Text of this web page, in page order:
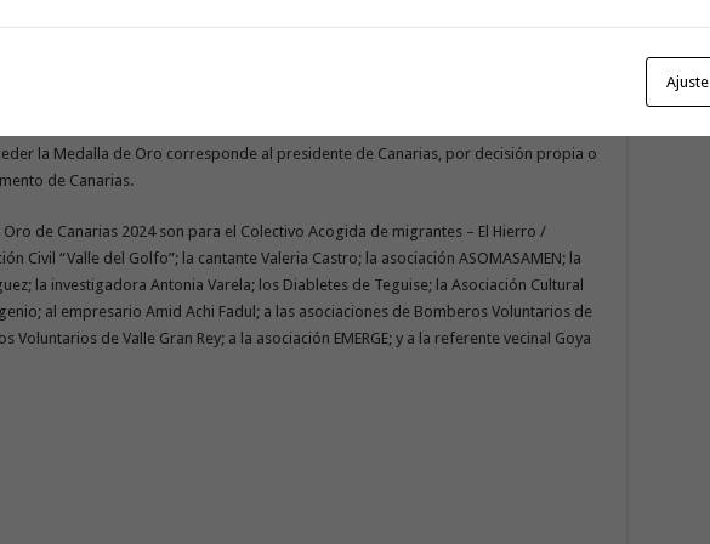
se creó mediante Decreto 76/1986, de 9 de mayo, y se concede a las
e instituciones que, dentro o fuera de Canarias, se hayan hecho merecedoras de
pueblo canario. Se otorga por decreto, previo acuerdo del Consejo de Gobierno.
la Medalla de Oro corresponde al presidente de Canarias, por decisión propia o
de Canarias.
de Canarias 2024 son para el Colectivo Acogida de migrantes – El Hierro /
Civil “Valle del Golfo”; la cantante Valeria Castro; la asociación ASOMASAMEN; la
la investigadora Antonia Varela; los Diabletes de Teguise; la Asociación Cultural
al empresario Amid Achi Fadul; a las asociaciones de Bomberos Voluntarios de
Voluntarios de Valle Gran Rey; a la asociación EMERGE; y a la referente vecinal Goya